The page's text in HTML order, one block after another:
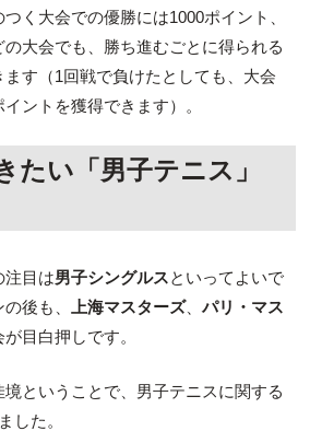
つく大会での優勝には1000ポイント、
大会でも、勝ち進むごとに得られる
す（1回戦で負けたとしても、大会
ントを獲得できます）。
たい「男子テニス」
注目は男子シングルスといってよいで
後も、
上海マスターズ、 パリ・マス
目白押しです。
ということで、男子テニスに関する
した。